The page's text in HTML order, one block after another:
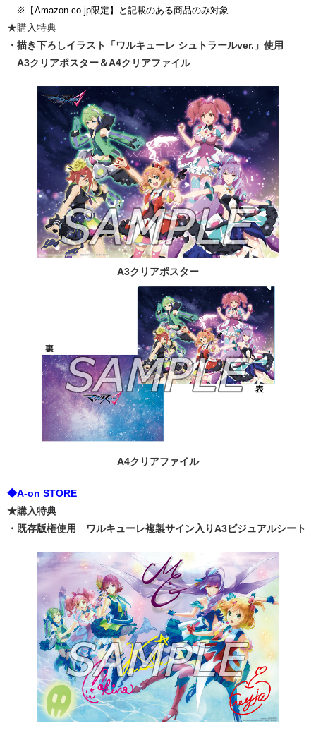
※【Amazon.co.jp限定】と記載のある商品のみ対象
★購入特典
・描き下ろしイラスト「ワルキューレ シュトラールver.」使用
A3クリアポスター＆A4クリアファイル
A3クリアポスター
A4クリアファイル
◆A-on STORE
★購入特典
・既存版権使用 ワルキューレ複製サイン入りA3ビジュアルシート